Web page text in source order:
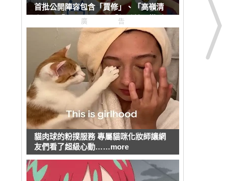
首批公開陣容包含「賈修」、「高嶺清
人」、「巴爾可」以及「凱喬美」模型
廣告
貓肉球的粉撲服務 專屬貓咪化妝師讓網
友們看了超級心動……more